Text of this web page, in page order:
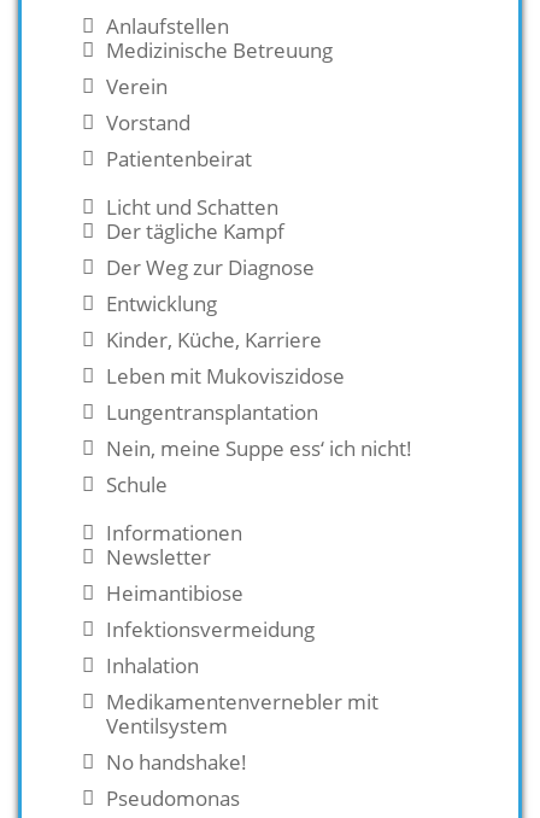
Anlaufstellen
Medizinische Betreuung
Verein
Vorstand
Patientenbeirat
Licht und Schatten
Der tägliche Kampf
Der Weg zur Diagnose
Entwicklung
Kinder, Küche, Karriere
Leben mit Mukoviszidose
Lungentransplantation
Nein, meine Suppe ess‘ ich nicht!
Schule
Informationen
Newsletter
Heimantibiose
Infektionsvermeidung
Inhalation
Medikamentenvernebler mit
Ventilsystem
No handshake!
Pseudomonas